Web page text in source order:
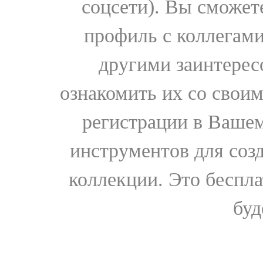
соцсети). Вы
профиль с
другими
ознакомить их со
регистрации в
инструментов для
коллекции. Это